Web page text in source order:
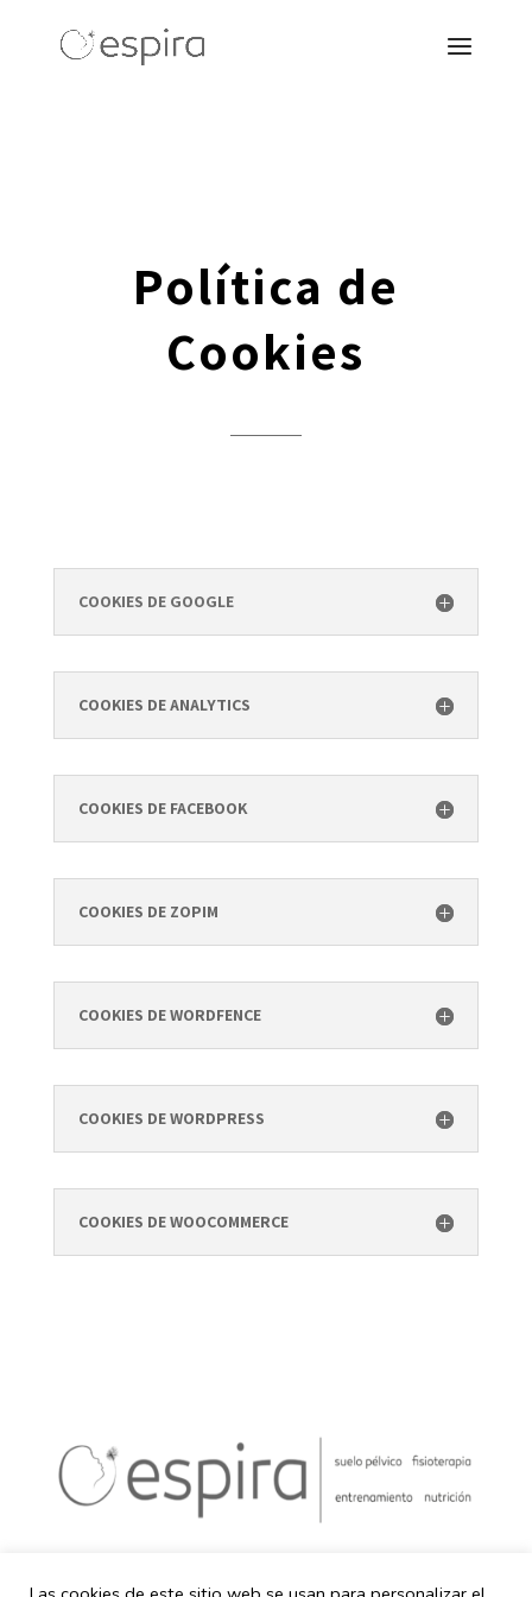
Política de
Cookies
COOKIES DE GOOGLE
COOKIES DE ANALYTICS
COOKIES DE FACEBOOK
COOKIES DE ZOPIM
COOKIES DE WORDFENCE
COOKIES DE WORDPRESS
COOKIES DE WOOCOMMERCE